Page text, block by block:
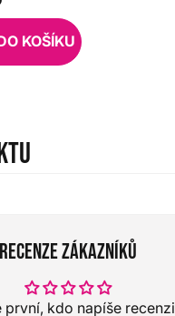
KOŠÍKU
Recenze zákazníků
první, kdo napíše recenzi